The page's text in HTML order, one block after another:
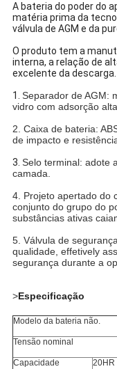
A bateria do poder do
matéria prima da
válvula de AGM e da
O produto tem a
interna, a relação de
excelente da descarga.
1. Separador de AGM:
vidro com adsorção
2. Caixa de bateria:
de impacto e
3. Selo terminal: adote
camada.
4. Projeto apertado do
conjunto do grupo do
substâncias ativas
5. Válvula de
qualidade, effetively
segurança durante a
>Especificação
Modelo da bateria não.
Tensão nominal
Capacidade 20HR